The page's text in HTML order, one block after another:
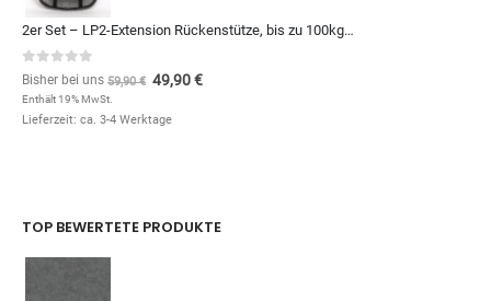
2er Set – LP2-Extension Rückenstütze, bis zu 100kg – 10€ günstiger
0 out of 5
Bisher bei uns 59,90€ 49,90€
Enthält 19% MwSt.
Lieferzeit: ca. 3-4 Werktage
TOP BEWERTETE PRODUKTE